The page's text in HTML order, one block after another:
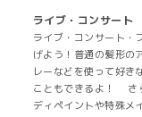
ライブ・コンサート
ライブ・コンサート・
げよう！普通の髪形の
レーなどを使って好き
こともできるよ！ さ
ディペイントや特殊メ